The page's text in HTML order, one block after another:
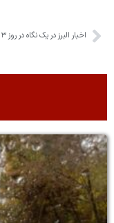
اخبار البرز در یک نگاه در روز ۱۳ تیر